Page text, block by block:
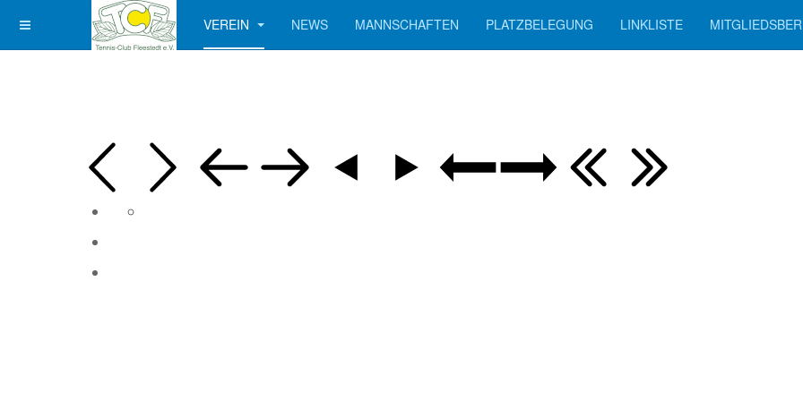
VEREIN NEWS MANNSCHAFTEN PLATZBELEGUNG LINKLISTE